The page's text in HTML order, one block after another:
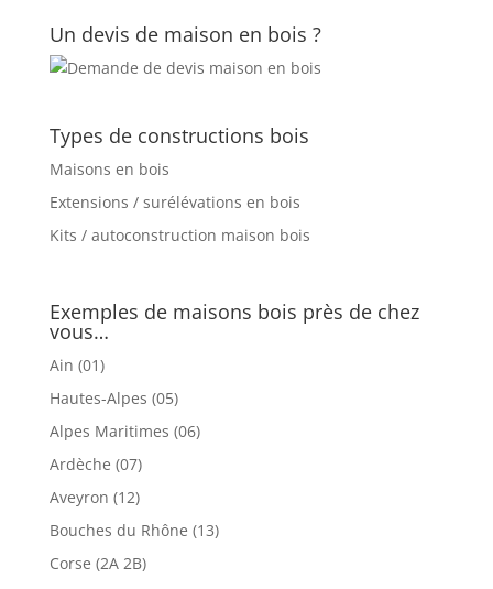
Un devis de maison en bois ?
Types de constructions bois
Maisons en bois
Extensions / surélévations en bois
Kits / autoconstruction maison bois
Exemples de maisons bois près de chez
vous…
Ain (01)
Hautes-Alpes (05)
Alpes Maritimes (06)
Ardèche (07)
Aveyron (12)
Bouches du Rhône (13)
Corse (2A 2B)